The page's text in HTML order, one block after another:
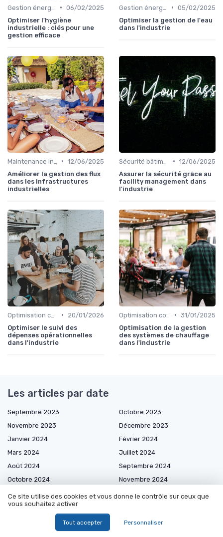
• 06/02/2025
Optimiser l'hygiène
industrielle : clés pour une
gestion efficace
• 05/02/2025
Optimiser la gestion de l'eau
dans l'industrie
• 12/06/2025
Améliorer la gestion des flux
dans les infrastructures
industrielles
• 12/06/2025
Assurer la sécurité grâce au
facility management dans
l'industrie
•
20/01/2026
Optimiser le suivi des
dépenses opérationnelles
dans l'industrie
• 31/01/2025
Optimisation de la gestion
des systèmes de chauffage
dans l'industrie
Les articles par date
Septembre 2023
Octobre 2023
Novembre 2023
Décembre 2023
Janvier 2024
Février 2024
Mars 2024
Juillet 2024
Août 2024
Septembre 2024
Octobre 2024
Novembre 2024
Décembre 2024
Janvier 2025
Février 2025
Mai 2025
Ce site utilise des cookies et vous donne le contrôle sur ceux que
vous souhaitez activer
Tout accepter Personnaliser